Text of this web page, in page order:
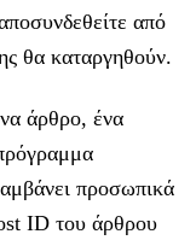
από
θα καταργηθούν.
άρθρο, ένα
προσωπικά
ID του άρθρου